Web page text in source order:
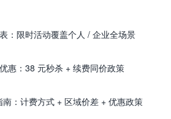
：限时活动覆盖个人 / 企业全场景
惠：38 元秒杀 + 续费同价政策
：计费方式 + 区域价差 + 优惠政策